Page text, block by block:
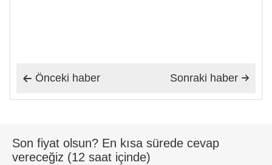
 Önceki haber 
Sonraki haber
Son fiyat olsun? En kısa sürede cevap
vereceğiz (12 saat içinde)